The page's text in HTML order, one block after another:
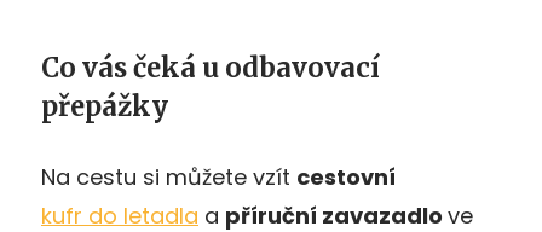
Co vás čeká u odbavovací
přepážky
Na cestu si můžete vzít cestovní
kufr do letadla a příruční zavazadlo ve